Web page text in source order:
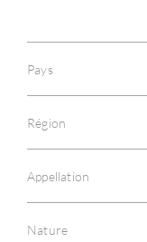
Pays
Région
Appellation
Nature